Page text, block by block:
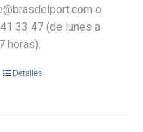
o
33 47 (de lunes a
horas).
Detalles